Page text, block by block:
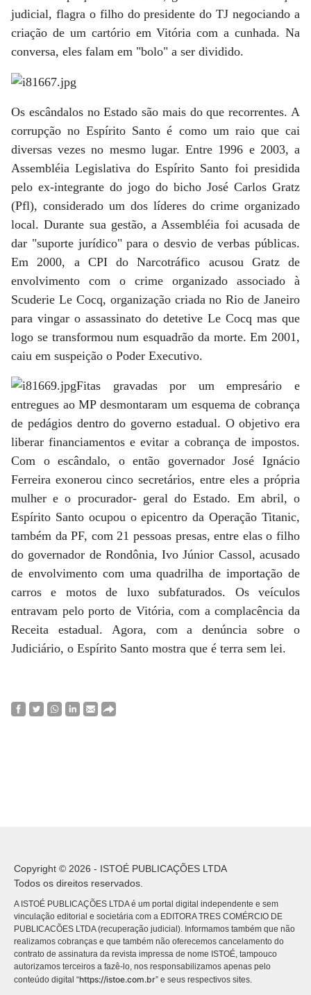
judicial, flagra o filho do presidente do TJ negociando a
criação de um cartório em Vitória com a cunhada. Na
conversa, eles falam em "bolo" a ser dividido.
Os escândalos no Estado são mais do que recorrentes. A
corrupção no Espírito Santo é como um raio que cai
diversas vezes no mesmo lugar. Entre 1996 e 2003, a
Assembléia Legislativa do Espírito Santo foi presidida
pelo ex-integrante do jogo do bicho José Carlos Gratz
(Pfl), considerado um dos líderes do crime organizado
local. Durante sua gestão, a Assembléia foi acusada de
dar "suporte jurídico" para o desvio de verbas públicas.
Em 2000, a CPI do Narcotráfico acusou Gratz de
envolvimento com o crime organizado associado à
Scuderie Le Cocq, organização criada no Rio de Janeiro
para vingar o assassinato do detetive Le Cocq mas que
logo se transformou num esquadrão da morte. Em 2001,
caiu em suspeição o Poder Executivo.
Fitas gravadas por um empresário e
entregues ao MP desmontaram um esquema de cobrança
de pedágios dentro do governo estadual. O objetivo era
liberar financiamentos e evitar a cobrança de impostos.
Com o escândalo, o então governador José Ignácio
Ferreira exonerou cinco secretários, entre eles a própria
mulher e o procurador- geral do Estado. Em abril, o
Espírito Santo ocupou o epicentro da Operação Titanic,
também da PF, com 21 pessoas presas, entre elas o filho
do governador de Rondônia, Ivo Júnior Cassol, acusado
de envolvimento com uma quadrilha de importação de
carros e motos de luxo subfaturados. Os veículos
entravam pelo porto de Vitória, com a complacência da
Receita estadual. Agora, com a denúncia sobre o
Judiciário, o Espírito Santo mostra que é terra sem lei.
Copyright © 2026 - ISTOÉ PUBLICAÇÕES LTDA
Todos os direitos reservados.
A ISTOÉ PUBLICAÇÕES LTDA é um portal digital independente e sem
vinculação editorial e societária com a EDITORA TRES COMÉRCIO DE
PUBLICACÕES LTDA (recuperação judicial). Informamos também que não
realizamos cobranças e que também não oferecemos cancelamento do
contrato de assinatura da revista impressa de nome ISTOÉ, tampouco
autorizamos terceiros a fazê-lo, nos responsabilizamos apenas pelo
conteúdo digital “https://istoe.com.br” e seus respectivos sites.